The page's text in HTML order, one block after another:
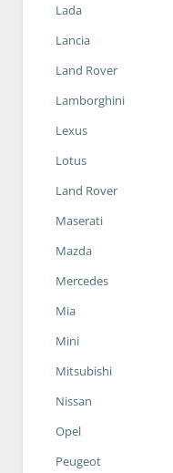
Lada
Lancia
Land Rover
Lamborghini
Lexus
Lotus
Land Rover
Maserati
Mazda
Mercedes
Mia
Mini
Mitsubishi
Nissan
Opel
Peugeot